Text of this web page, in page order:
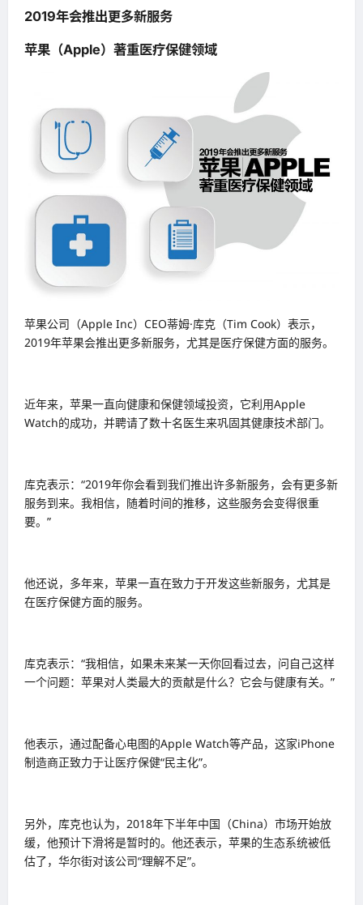
2019年会推出更多新服务
苹果（Apple）著重医疗保健领域
苹果公司（Apple Inc）CEO蒂姆·库克（Tim Cook）表示，
2019年苹果会推出更多新服务，尤其是医疗保健方面的服务。
近年来，苹果一直向健康和保健领域投资，它利用Apple
Watch的成功，并聘请了数十名医生来巩固其健康技术部门。
库克表示：“2019年你会看到我们推出许多新服务，会有更多新
服务到来。我相信，随着时间的推移，这些服务会变得很重
要。”
他还说，多年来，苹果一直在致力于开发这些新服务，尤其是
在医疗保健方面的服务。
库克表示：“我相信，如果未来某一天你回看过去，问自己这样
一个问题：苹果对人类最大的贡献是什么？它会与健康有关。”
他表示，通过配备心电图的Apple Watch等产品，这家iPhone
制造商正致力于让医疗保健“民主化”。
另外，库克也认为，2018年下半年中国（China）市场开始放
缓，他预计下滑将是暂时的。他还表示，苹果的生态系统被低
估了，华尔街对该公司“理解不足”。